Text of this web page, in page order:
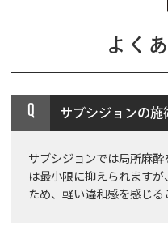
よく
Q サブシジョンの施
サブシジョンでは局所麻
は最小限に抑えられます
ため、軽い違和感を感じる